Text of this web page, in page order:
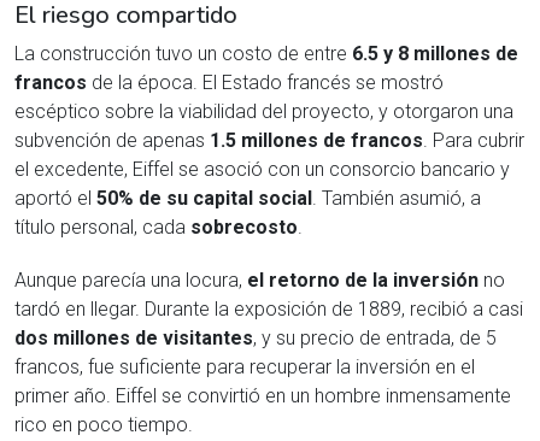
El riesgo compartido
La construcción tuvo un costo de entre 6.5 y 8 millones de
francos de la época. El Estado francés se mostró
escéptico sobre la viabilidad del proyecto, y otorgaron una
subvención de apenas 1.5 millones de francos. Para cubrir
el excedente, Eiffel se asoció con un consorcio bancario y
aportó el 50% de su capital social. También asumió, a
título personal, cada sobrecosto.
Aunque parecía una locura, el retorno de la inversión no
tardó en llegar. Durante la exposición de 1889, recibió a casi
dos millones de visitantes, y su precio de entrada, de 5
francos, fue suficiente para recuperar la inversión en el
primer año. Eiffel se convirtió en un hombre inmensamente
rico en poco tiempo.